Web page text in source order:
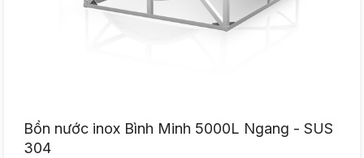
Bồn nước inox Bình Minh 5000L Ngang - SUS
304